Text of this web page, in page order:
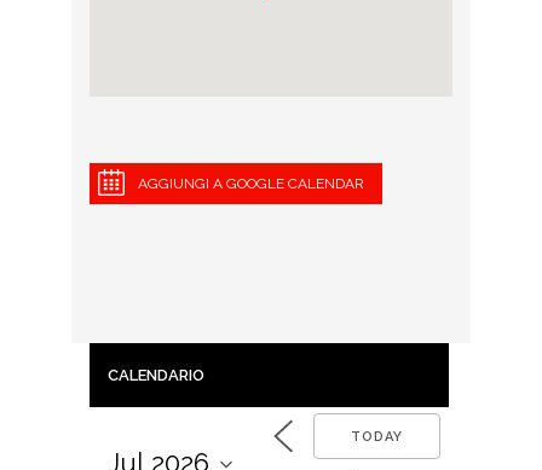
AGGIUNGI A GOOGLE CALENDAR
CALENDARIO
TODAY